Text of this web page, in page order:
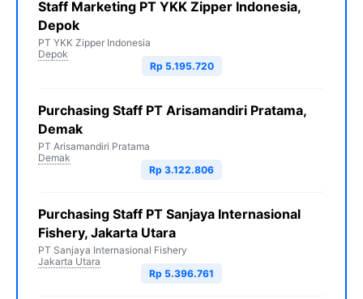
Staff Marketing PT YKK Zipper Indonesia,
Depok
PT YKK Zipper Indonesia
Depok
Rp 5.195.720
Purchasing Staff PT Arisamandiri Pratama,
Demak
PT Arisamandiri Pratama
Demak
Rp 3.122.806
Purchasing Staff PT Sanjaya Internasional
Fishery, Jakarta Utara
PT Sanjaya Internasional Fishery
Jakarta Utara
Rp 5.396.761